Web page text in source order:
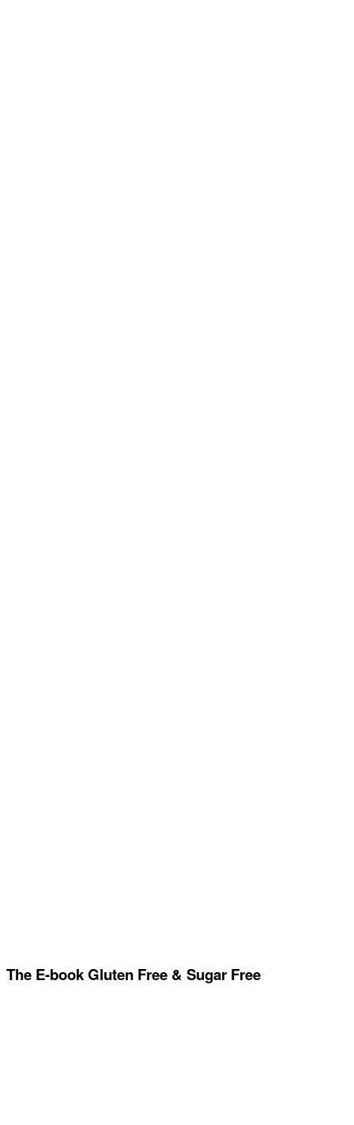
The E-book Gluten Free & Sugar Free